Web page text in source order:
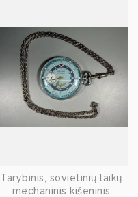
Tarybinis, sovietinių laikų
mechaninis kišeninis